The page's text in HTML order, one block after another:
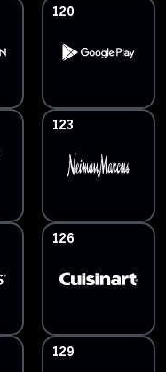
120
123
126
129